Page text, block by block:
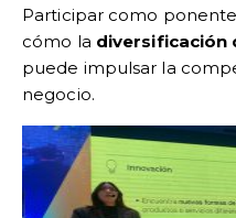
Participar como
cómo la diversificación
puede impulsar la
negocio.